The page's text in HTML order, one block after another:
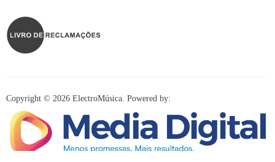
Copyright © 2026 ElectroMúsica. Powered by: